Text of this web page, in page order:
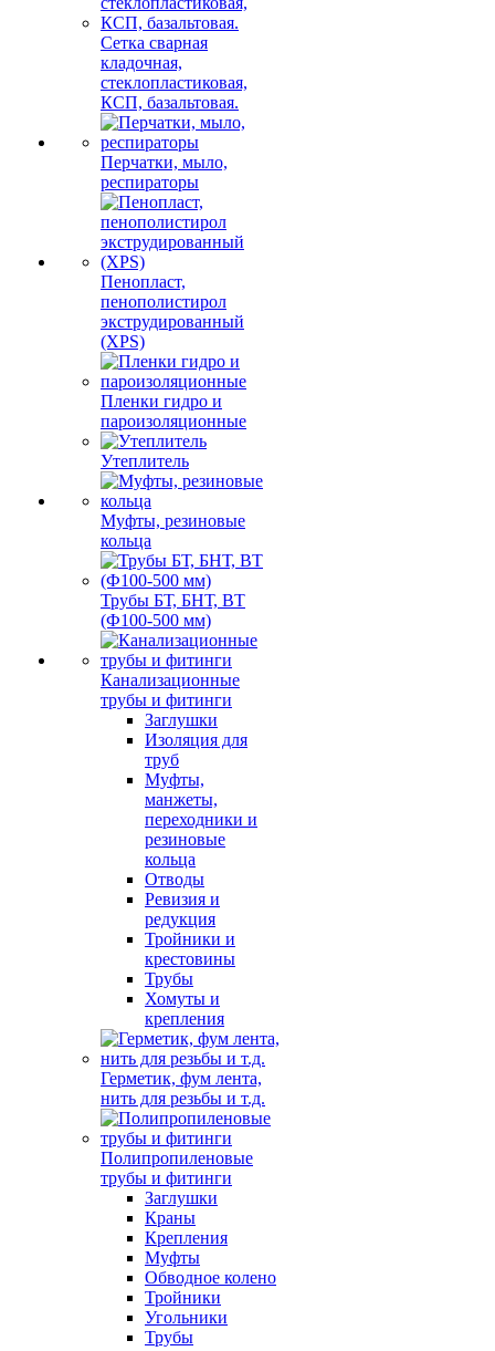
Сетка сварная
кладочная,
стеклопластиковая,
КСП, базальтовая.
Перчатки, мыло,
респираторы
Пенопласт,
пенополистирол
экструдированный
(XPS)
Пленки гидро и
пароизоляционные
Утеплитель
Муфты, резиновые
кольца
Трубы БТ, БНТ, ВТ
(Ф100-500 мм)
Канализационные
трубы и фитинги
Заглушки
Изоляция для
труб
Муфты,
манжеты,
переходники и
резиновые
кольца
Отводы
Ревизия и
редукция
Тройники и
крестовины
Трубы
Хомуты и
крепления
Герметик, фум лента,
нить для резьбы и т.д.
Полипропиленовые
трубы и фитинги
Заглушки
Краны
Крепления
Муфты
Обводное колено
Тройники
Угольники
Трубы